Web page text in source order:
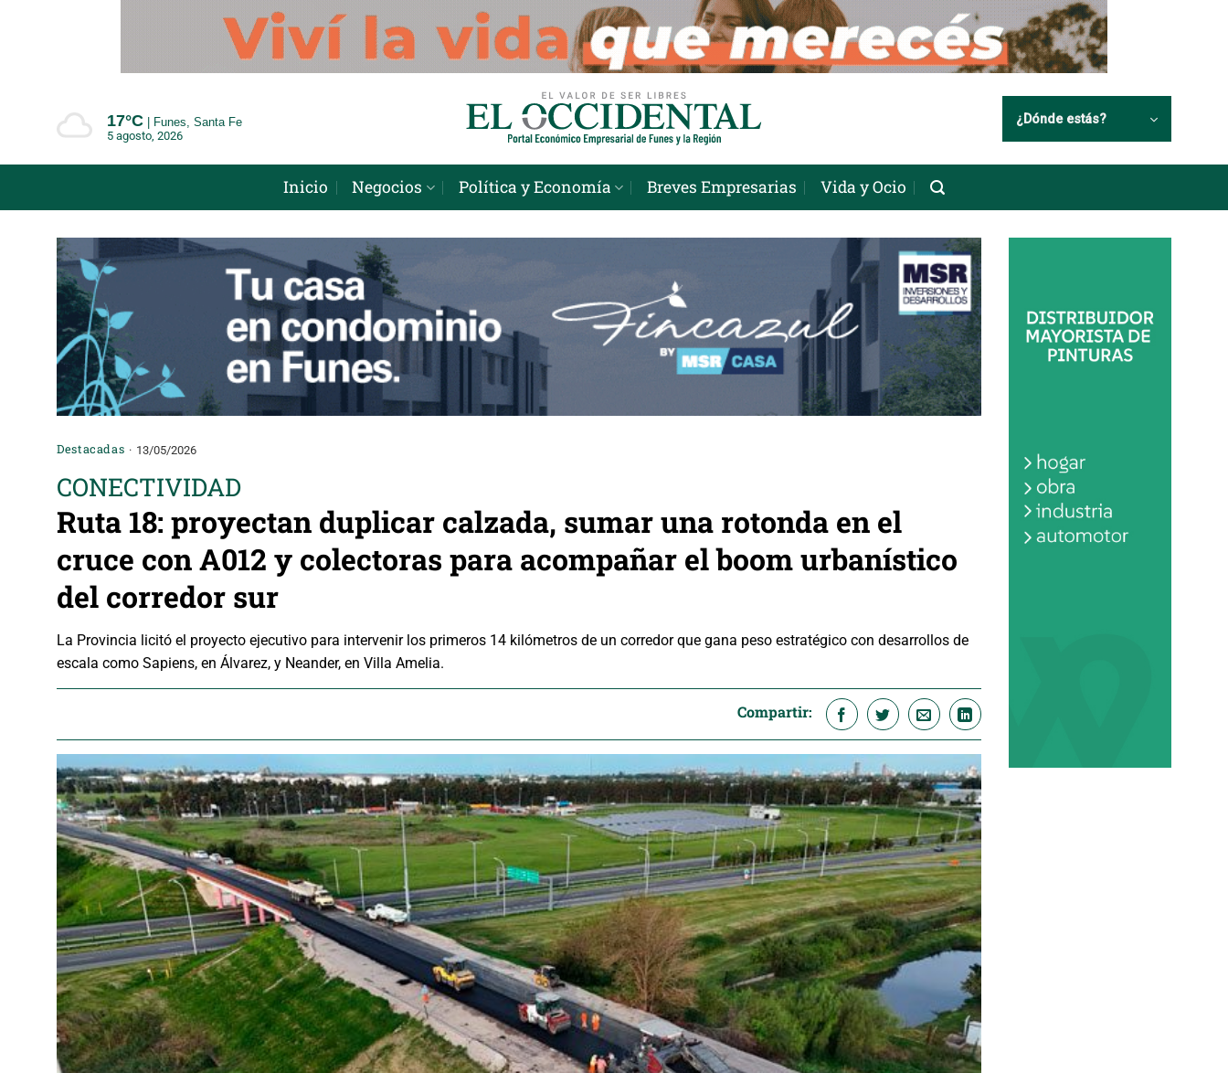
17°C
Funes, Santa Fe
5 agosto, 2026
¿Dónde estás?
Inicio Negocios Política y Economía Breves Empresarias Vida y Ocio
Destacadas 13/05/2026
CONECTIVIDAD
Ruta 18: proyectan duplicar calzada, sumar una rotonda en el
cruce con A012 y colectoras para acompañar el boom urbanístico
del corredor sur
La Provincia licitó el proyecto ejecutivo para intervenir los primeros 14 kilómetros de un corredor que gana peso estratégico con desarrollos de
escala como Sapiens, en Álvarez, y Neander, en Villa Amelia.
Compartir: